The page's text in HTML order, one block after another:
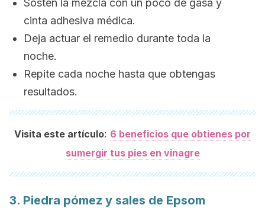
Sostén la mezcla con un poco de gasa y
cinta adhesiva médica.
Deja actuar el remedio durante toda la
noche.
Repite cada noche hasta que obtengas
resultados.
Visita este artículo: 6 beneficios que obtienes por
sumergir tus pies en vinagre
3. Piedra pómez y sales de Epsom